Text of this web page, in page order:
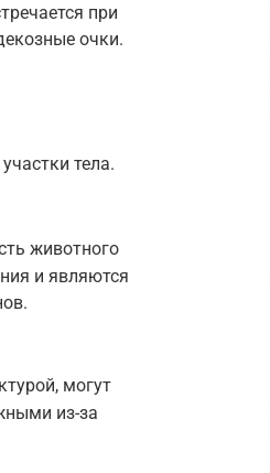
при
очки.
тела.
животного
и являются
могут
из-за